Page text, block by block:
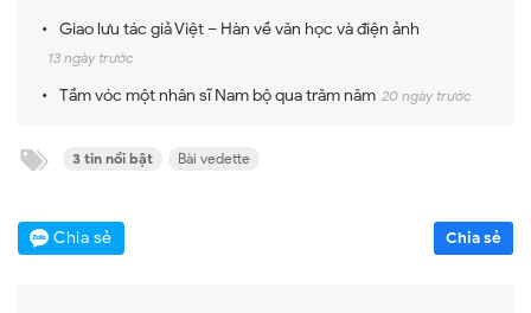
Giao lưu tác giả Việt – Hàn về văn học và điện ảnh
13 ngày trước
Tầm vóc một nhân sĩ Nam bộ qua trăm năm 20 ngày trước
3 tin nổi bật Bài vedette
Chia sẻ Chia sẻ